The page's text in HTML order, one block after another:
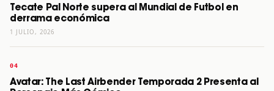
Tecate Pal Norte supera al Mundial de Futbol en
derrama económica
1 JULIO, 2026
Avatar: The Last Airbender Temporada 2 Presenta al